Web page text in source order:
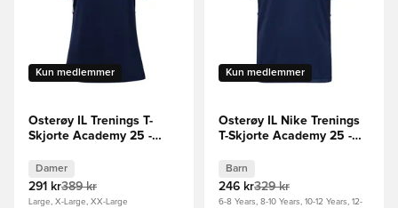
Kun medlemmer
Osterøy IL Trenings T-
Skjorte Academy 25 -
Damer
291 kr389 kr
Large, X-Large, XX-Large
Kun medlemmer
Osterøy IL Nike Trenings
T-Skjorte Academy 25 -
Barn
246 kr329 kr
6-8 Years, 8-10 Years, 10-12 Years, 12-